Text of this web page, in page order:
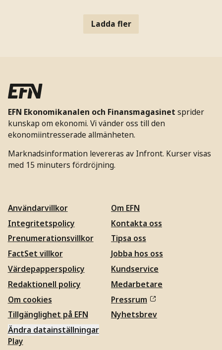
Ladda fler
EFN Ekonomikanalen och Finansmagasinet sprider
kunskap om ekonomi. Vi vänder oss till den
ekonomiintresserade allmänheten.
Marknadsinformation levereras av Infront. Kurser visas
med 15 minuters fördröjning.
Användarvillkor
Integritetspolicy
Prenumerationsvillkor
FactSet villkor
Värdepapperspolicy
Redaktionell policy
Om cookies
Tillgänglighet på EFN
Ändra datainställningar
Om EFN
Kontakta oss
Tipsa oss
Jobba hos oss
Kundservice
Medarbetare
Pressrum
Nyhetsbrev
Play